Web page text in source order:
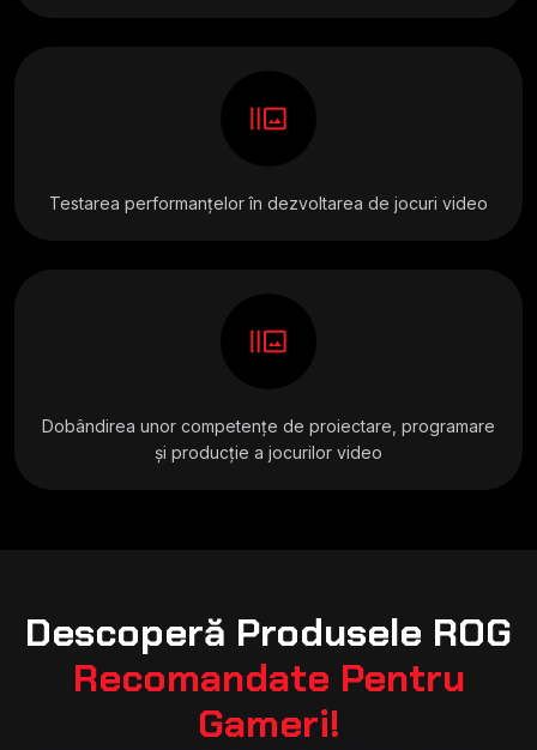
burst_mode
Testarea performanțelor în dezvoltarea de jocuri video
burst_mode
Dobândirea unor competențe de proiectare, programare
și producție a jocurilor video
Descoperă Produsele ROG
Recomandate Pentru
Gameri!